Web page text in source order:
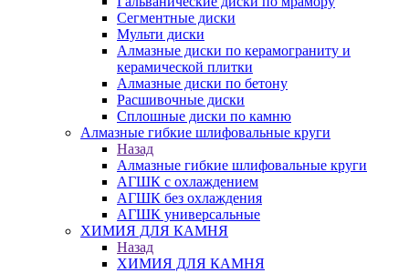
Сегментные диски
Мульти диски
Алмазные диски по керамограниту и
керамической плитки
Алмазные диски по бетону
Расшивочные диски
Сплошные диски по камню
Алмазные гибкие шлифовальные круги
Назад
Алмазные гибкие шлифовальные круги
АГШК с охлаждением
АГШК без охлаждения
АГШК универсальные
ХИМИЯ ДЛЯ КАМНЯ
Назад
ХИМИЯ ДЛЯ КАМНЯ